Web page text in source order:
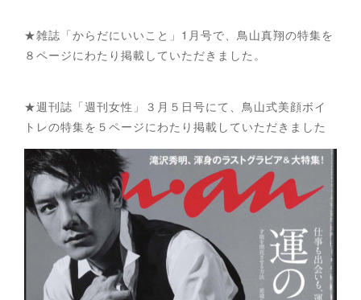
★雑誌「からだにいいこと」1月号で、鳥山真翔の特集を
８ページにわたり掲載していただきました。
★週刊誌「週刊女性」３月５日号にて、鳥山式美顔ボイ
トレの特集を５ページにわたり掲載していただきました